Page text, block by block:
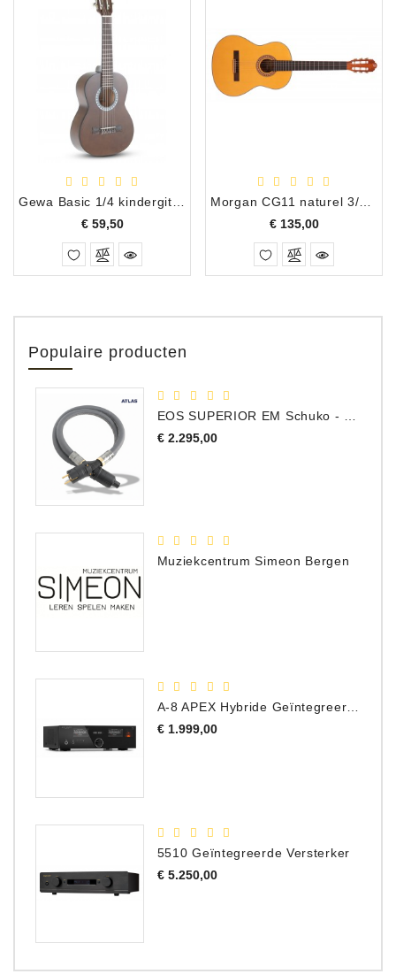
€ 59,50Prijs
€ 135,00Prijs
Populaire producten
€ 2.295,00Prijs
Muziekcentrum Simeon Bergen
€ 1.999,00Prijs
5510 Geïntegreerde Versterker
€ 5.250,00Prijs